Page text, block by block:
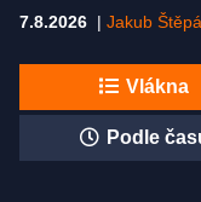
7.8.2026 | Jakub
Vlákna
Podle